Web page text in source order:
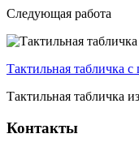
Следующая работа
Тактильная табличка
Тактильная табличка
Контакты